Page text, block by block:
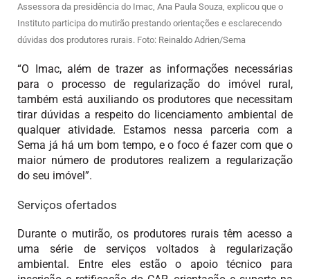
Assessora da presidência do Imac, Ana Paula Souza, explicou que o
Instituto participa do mutirão prestando orientações e esclarecendo
dúvidas dos produtores rurais. Foto: Reinaldo Adrien/Sema
“O Imac, além de trazer as informações necessárias
para o processo de regularização do imóvel rural,
também está auxiliando os produtores que necessitam
tirar dúvidas a respeito do licenciamento ambiental de
qualquer atividade. Estamos nessa parceria com a
Sema já há um bom tempo, e o foco é fazer com que o
maior número de produtores realizem a regularização
do seu imóvel”.
Serviços ofertados
Durante o mutirão, os produtores rurais têm acesso a
uma série de serviços voltados à regularização
ambiental. Entre eles estão o apoio técnico para